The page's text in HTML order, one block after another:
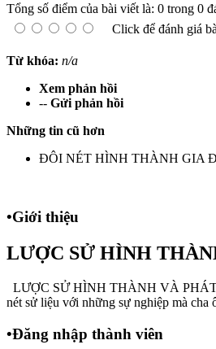
Tổng số điểm của bài viết là: 0 trong 0
Click để đánh giá
Từ khóa: n/a
Xem phản hồi
-- Gửi phản hồi
Những tin cũ hơn
ĐÔI NÉT HÌNH THÀNH GIA
•Giới thiệu
LƯỢC SỬ HÌNH
LƯỢC SỬ HÌNH THÀNH VÀ PHÁT
nét sử liệu với những sự nghiệp mà cha
•Đăng nhập thành viên